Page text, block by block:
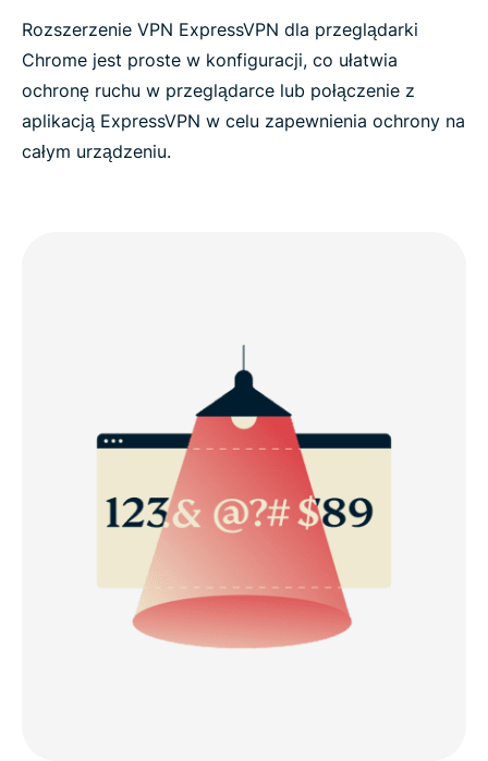
Rozszerzenie VPN ExpressVPN dla przeglądarki
Chrome jest proste w konfiguracji, co ułatwia
ochronę ruchu w przeglądarce lub połączenie z
aplikacją ExpressVPN w celu zapewnienia ochrony na
całym urządzeniu.